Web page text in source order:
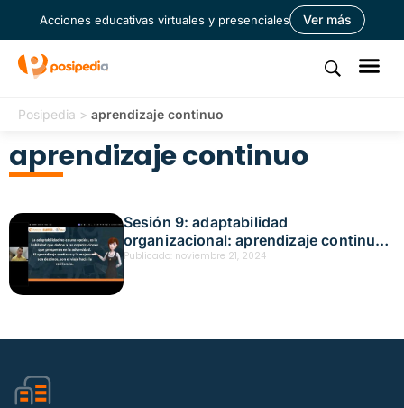
Acciones educativas virtuales y presenciales Ver más
Posipedia > aprendizaje continuo
aprendizaje continuo
Sesión 9: adaptabilidad
organizacional: aprendizaje continuo
y mejora Fecha: noviembre 21, 2024
Publicado: noviembre 21, 2024